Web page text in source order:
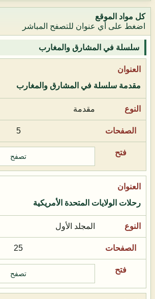
كل مواد الموقع
اضغط على أي عنوان للتصفح المباشر
سلسلة في المشارق والمغارب
مقدمة سلسلة في المشارق والمغارب
مقدمة
5
تصفح
رحلات الولايات المتحدة الأمريكية
المجلد الأول
25
تصفح